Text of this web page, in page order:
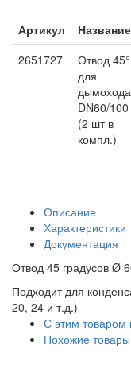
Артикул Название
2651727
Отвод 45°
для
дымохода
DN60/100
(2 шт в
компл.)
Описание
Характеристики
Документация
Отвод 45 градусов Ø
Подходит для
20, 24 и т.д.)
С этим товаром
Похожие товары